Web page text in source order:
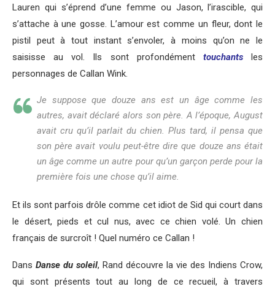
Lauren qui s’éprend d’une femme ou Jason, l’irascible, qui
s’attache à une gosse. L’amour est comme un fleur, dont le
pistil peut à tout instant s’envoler, à moins qu’on ne le
saisisse au vol. Ils sont profondément touchantsles
personnages de Callan Wink.
Je suppose que douze ans est un âge comme les
autres, avait déclaré alors son père. A l’époque, August
avait cru qu’il parlait du chien. Plus tard, il pensa que
son père avait voulu peut-être dire que douze ans était
un âge comme un autre pour qu’un garçon perde pour la
première fois une chose qu’il aime.
Et ils sont parfois drôle comme cet idiot de Sid qui court dans
le désert, pieds et cul nus, avec ce chien volé. Un chien
français de surcroît ! Quel numéro ce Callan !
Dans Danse du soleil, Rand découvre la vie des Indiens Crow,
qui sont présents tout au long de ce recueil, à travers